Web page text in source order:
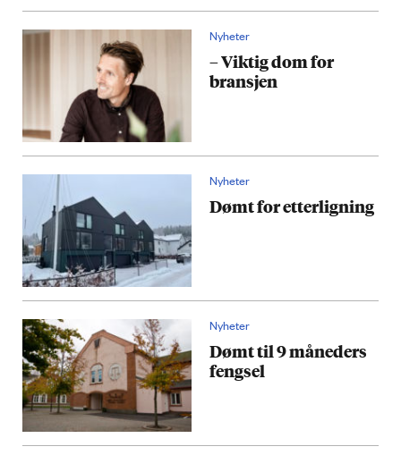
Nyheter
– Viktig dom for
bransjen
Nyheter
Dømt for etterligning
Nyheter
Dømt til 9 måneders
fengsel